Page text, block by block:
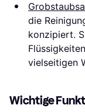
die
konzipiert.
vielseitigen
Wichtige